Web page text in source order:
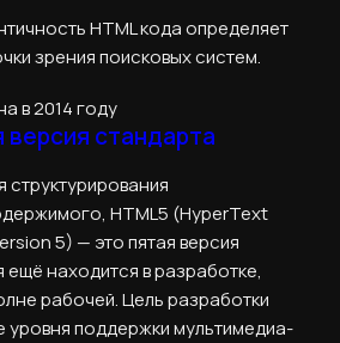
HTML кода определяет
зрения поисковых систем.
в 2014 году
версия стандарта
структурирования
HTML5 (HyperText
5) — это пятая версия
ещё находится в разработке,
рабочей. Цель разработки
уровня поддержки мультимедиа-